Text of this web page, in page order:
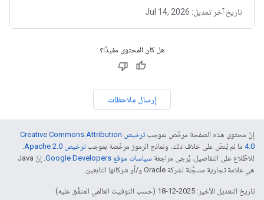
تاريخ آخر تعديل: Jul 14, 2026
هل كان المحتوى مفيدًا؟
إرسال ملاحظات
إنّ محتوى هذه الصفحة مرخّص بموجب
ترخيص Creative Commons Attribution
4.0‏ ما لم يُنصّ على خلاف ذلك، ونماذج الرموز مرخّصة بموجبترخيص Apache 2.0‏
.
للاطّلاع على التفاصيل، يُرجى مراجعة سياسات موقع Google Developers‏
. إنّ Java
هي علامة تجارية مسجَّلة لشركة Oracle و/أو شركائها التابعين.
تاريخ التعديل الأخير: 2025-12-18 (حسب التوقيت العالمي المتفَّق عليه)